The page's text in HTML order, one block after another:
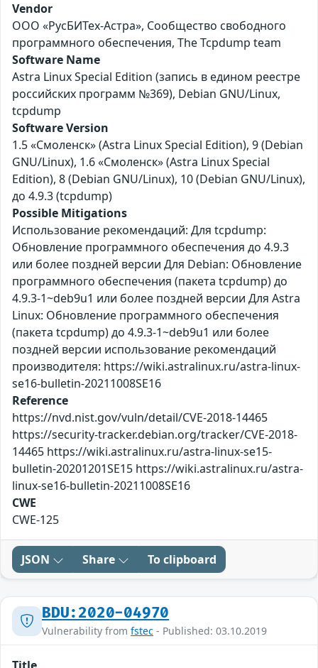
Vendor
ООО «РусБИТех-Астра», Сообщество свободного
программного обеспечения, The Tcpdump team
Software Name
Astra Linux Special Edition (запись в едином реестре
российских программ №369), Debian GNU/Linux,
tcpdump
Software Version
1.5 «Смоленск» (Astra Linux Special Edition), 9 (Debian
GNU/Linux), 1.6 «Смоленск» (Astra Linux Special
Edition), 8 (Debian GNU/Linux), 10 (Debian GNU/Linux),
до 4.9.3 (tcpdump)
Possible Mitigations
Использование рекомендаций: Для tcpdump:
Обновление программного обеспечения до 4.9.3
или более поздней версии Для Debian: Обновление
программного обеспечения (пакета tcpdump) до
4.9.3-1~deb9u1 или более поздней версии Для Astra
Linux: Обновление программного обеспечения
(пакета tcpdump) до 4.9.3-1~deb9u1 или более
поздней версии использование рекомендаций
производителя: https://wiki.astralinux.ru/astra-linux-
se16-bulletin-20211008SE16
Reference
https://nvd.nist.gov/vuln/detail/CVE-2018-14465
https://security-tracker.debian.org/tracker/CVE-2018-
14465 https://wiki.astralinux.ru/astra-linux-se15-
bulletin-20201201SE15 https://wiki.astralinux.ru/astra-
linux-se16-bulletin-20211008SE16
CWE
CWE-125
JSON Share To clipboard
BDU:2020-04970
Vulnerability from fstec - Published: 03.10.2019